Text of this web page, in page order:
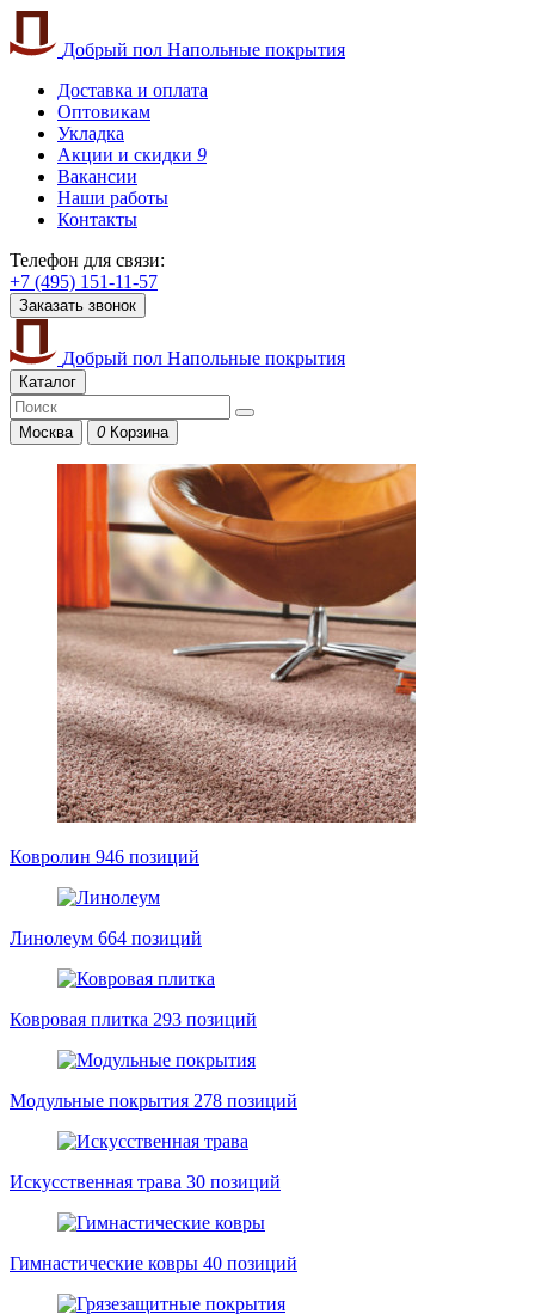
Добрый пол Напольные покрытия
Доставка и оплата
Оптовикам
Укладка
Акции и скидки 9
Вакансии
Наши работы
Контакты
Телефон для связи:
+7 (495) 151-11-57
Заказать звонок
Добрый пол Напольные покрытия
Каталог
Москва 0 Корзина
Ковролин 946 позиций
Линолеум 664 позиций
Ковровая плитка 293 позиций
Модульные покрытия 278 позиций
Искусственная трава 30 позиций
Гимнастические ковры 40 позиций